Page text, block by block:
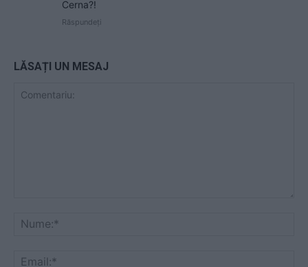
Cerna?!
Răspundeți
LĂSAȚI UN MESAJ